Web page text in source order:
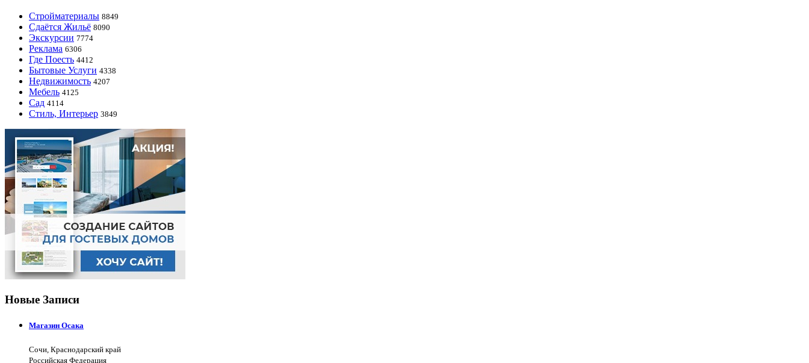
Стройматериалы 8849
Сдаётся Жильё 8090
Экскурсии 7774
Реклама 6306
Где Поесть 4412
Бытовые Услуги 4338
Недвижимость 4207
Мебель 4125
Сад 4114
Стиль, Интерьер 3849
Новые Записи
Магазин Осака
Сочи, Краснодарский край
Российская Федерация